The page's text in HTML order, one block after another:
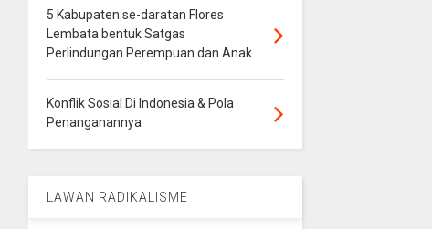
5 Kabupaten se-daratan Flores
Lembata bentuk Satgas
Perlindungan Perempuan dan Anak
Konflik Sosial Di Indonesia & Pola
Penanganannya
LAWAN RADIKALISME